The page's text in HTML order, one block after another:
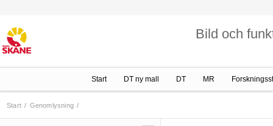
Bild och
Start DT ny mall DT MR
Start / Genomlysning /